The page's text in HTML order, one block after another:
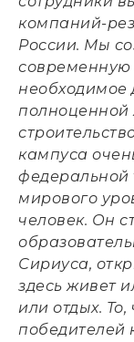
компаний-
России. Мы
современную
необходимое
полноценной
кампуса
федеральной
мирового
человек. Он
Сириуса,
здесь живет
или отдых.
победителей